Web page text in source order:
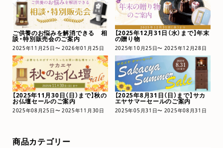
商品カテゴリー
ご供養のお悩みを解消できる 相
談・特別販売会のご案内
2025年11月25日〜 2026年01月25日
【2025年12月31日（水）まで】年末
の贈り物
2025年10月25日〜 2025年12月28日
【2025年11月30日（日）まで】秋の
お仏壇セールのご案内
2025年08月25日〜 2025年11月30日
【2025年8月31日（日）まで】サカ
エヤサマーセールのご案内
2025年05月31日〜 2025年08月31日